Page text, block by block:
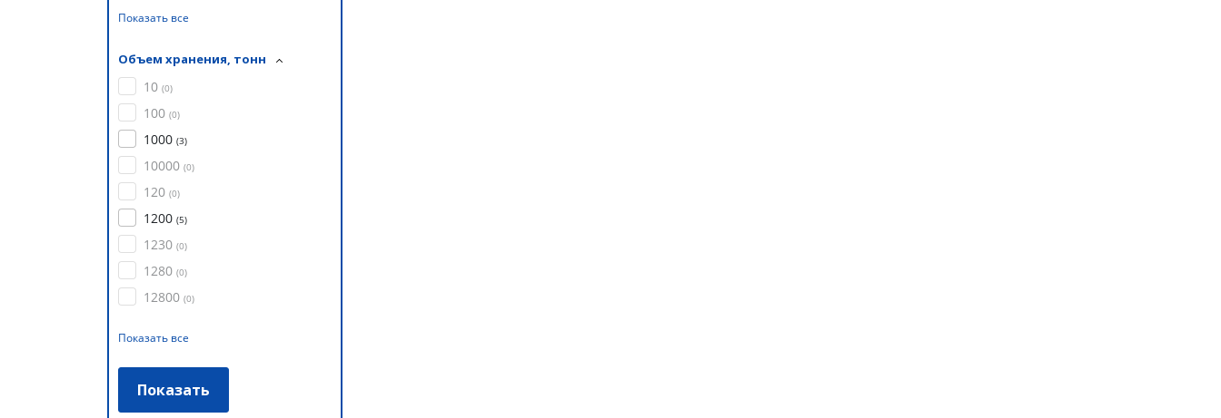
Показать все
Объем хранения, тонн
10 (0)
100 (0)
1000 (3)
10000 (0)
120 (0)
1200 (5)
1230 (0)
1280 (0)
12800 (0)
Показать все